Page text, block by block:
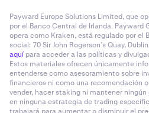
Limitaciones de xStocks:
• xStocksnoestán
•
La OPV de SpaceX a través
disponible para clientes en
Payward Europe Solutions Limited, que
por el Banco Central de Irlanda. Payward
opera como Kraken, está regulado por el
social: 70 Sir John Rogerson’s Quay,
aquí para acceder a las políticas y
Estos materiales ofrecen únicamente
entenderse como asesoramiento sobre
financieros ni como una recomendación
vender, hacer staking ni mantener
en ninguna estrategia de trading